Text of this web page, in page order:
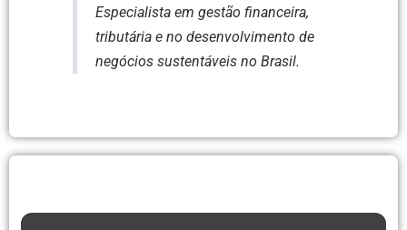
Especialista em gestão financeira,
tributária e no desenvolvimento de
negócios sustentáveis no Brasil.